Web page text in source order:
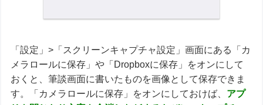
「設定」>「スクリーンキャプチャ設定」画面にある「カ
メラロールに保存」や「Dropboxに保存」をオンにして
おくと、筆談画面に書いたものを画像として保存できま
す。「カメラロールに保存」をオンにしておけば、 アプ